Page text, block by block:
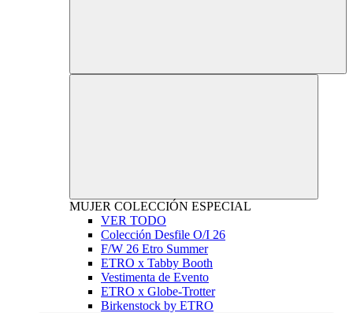
MUJER COLECCIÓN ESPECIAL
VER TODO
Colección Desfile O/I 26
F/W 26 Etro Summer
ETRO x Tabby Booth
Vestimenta de Evento
ETRO x Globe-Trotter
Birkenstock by ETRO